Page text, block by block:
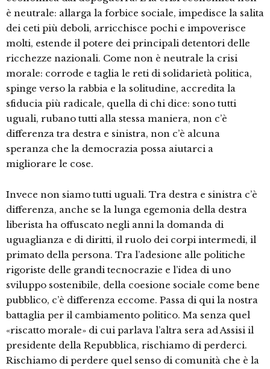
è neutrale: allarga la forbice sociale, impedisce la salita
dei ceti più deboli, arricchisce pochi e impoverisce
molti, estende il potere dei principali detentori delle
ricchezze nazionali. Come non è neutrale la crisi
morale: corrode e taglia le reti di solidarietà politica,
spinge verso la rabbia e la solitudine, accredita la
sfiducia più radicale, quella di chi dice: sono tutti
uguali, rubano tutti alla stessa maniera, non c’è
differenza tra destra e sinistra, non c’è alcuna
speranza che la democrazia possa aiutarci a
migliorare le cose.
Invece non siamo tutti uguali. Tra destra e sinistra c’è
differenza, anche se la lunga egemonia della destra
liberista ha offuscato negli anni la domanda di
uguaglianza e di diritti, il ruolo dei corpi intermedi, il
primato della persona. Tra l’adesione alle politiche
rigoriste delle grandi tecnocrazie e l’idea di uno
sviluppo sostenibile, della coesione sociale come bene
pubblico, c’è differenza eccome. Passa di qui la nostra
battaglia per il cambiamento politico. Ma senza quel
«riscatto morale» di cui parlava l’altra sera ad Assisi il
presidente della Repubblica, rischiamo di perderci.
Rischiamo di perdere quel senso di comunità che è la